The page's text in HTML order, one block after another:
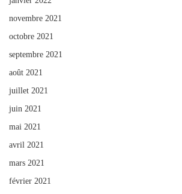
novembre 2021
octobre 2021
septembre 2021
août 2021
juillet 2021
juin 2021
mai 2021
avril 2021
mars 2021
février 2021